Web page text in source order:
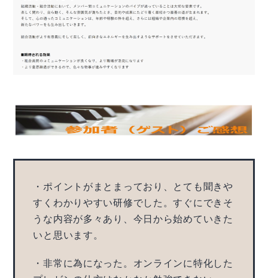
・ポイントがまとまっており、とても聞きや
すくわかりやすい研修でした。すぐにできそ
うな内容が多々あり、今日から始めていきた
いと思います。
・非常に為になった。オンラインに特化した